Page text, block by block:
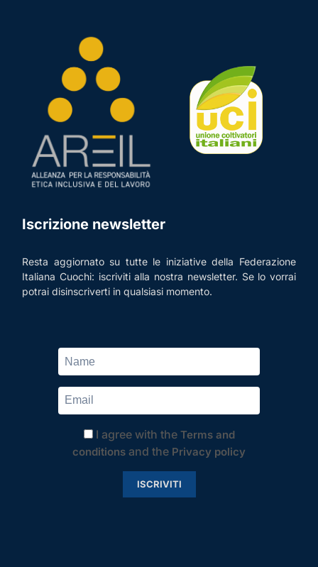
Iscrizione newsletter
Resta aggiornato su tutte le iniziative della Federazione
Italiana Cuochi: iscriviti alla nostra newsletter. Se lo vorrai
potrai disinscriverti in qualsiasi momento.
I agree with the Terms and
conditions and the Privacy policy
ISCRIVITI